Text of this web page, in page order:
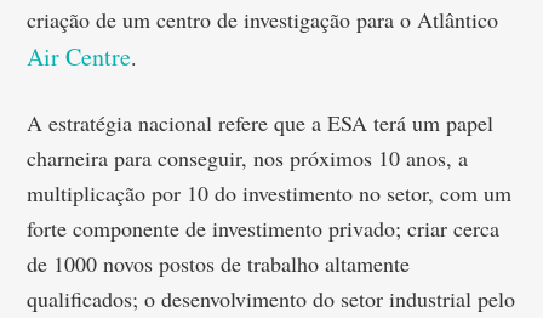
criação de um centro de investigação para o Atlântico
Air Centre.
A estratégia nacional refere que a ESA terá um papel
charneira para conseguir, nos próximos 10 anos, a
multiplicação por 10 do investimento no setor, com um
forte componente de investimento privado; criar cerca
de 1000 novos postos de trabalho altamente
qualificados; o desenvolvimento do setor industrial pelo